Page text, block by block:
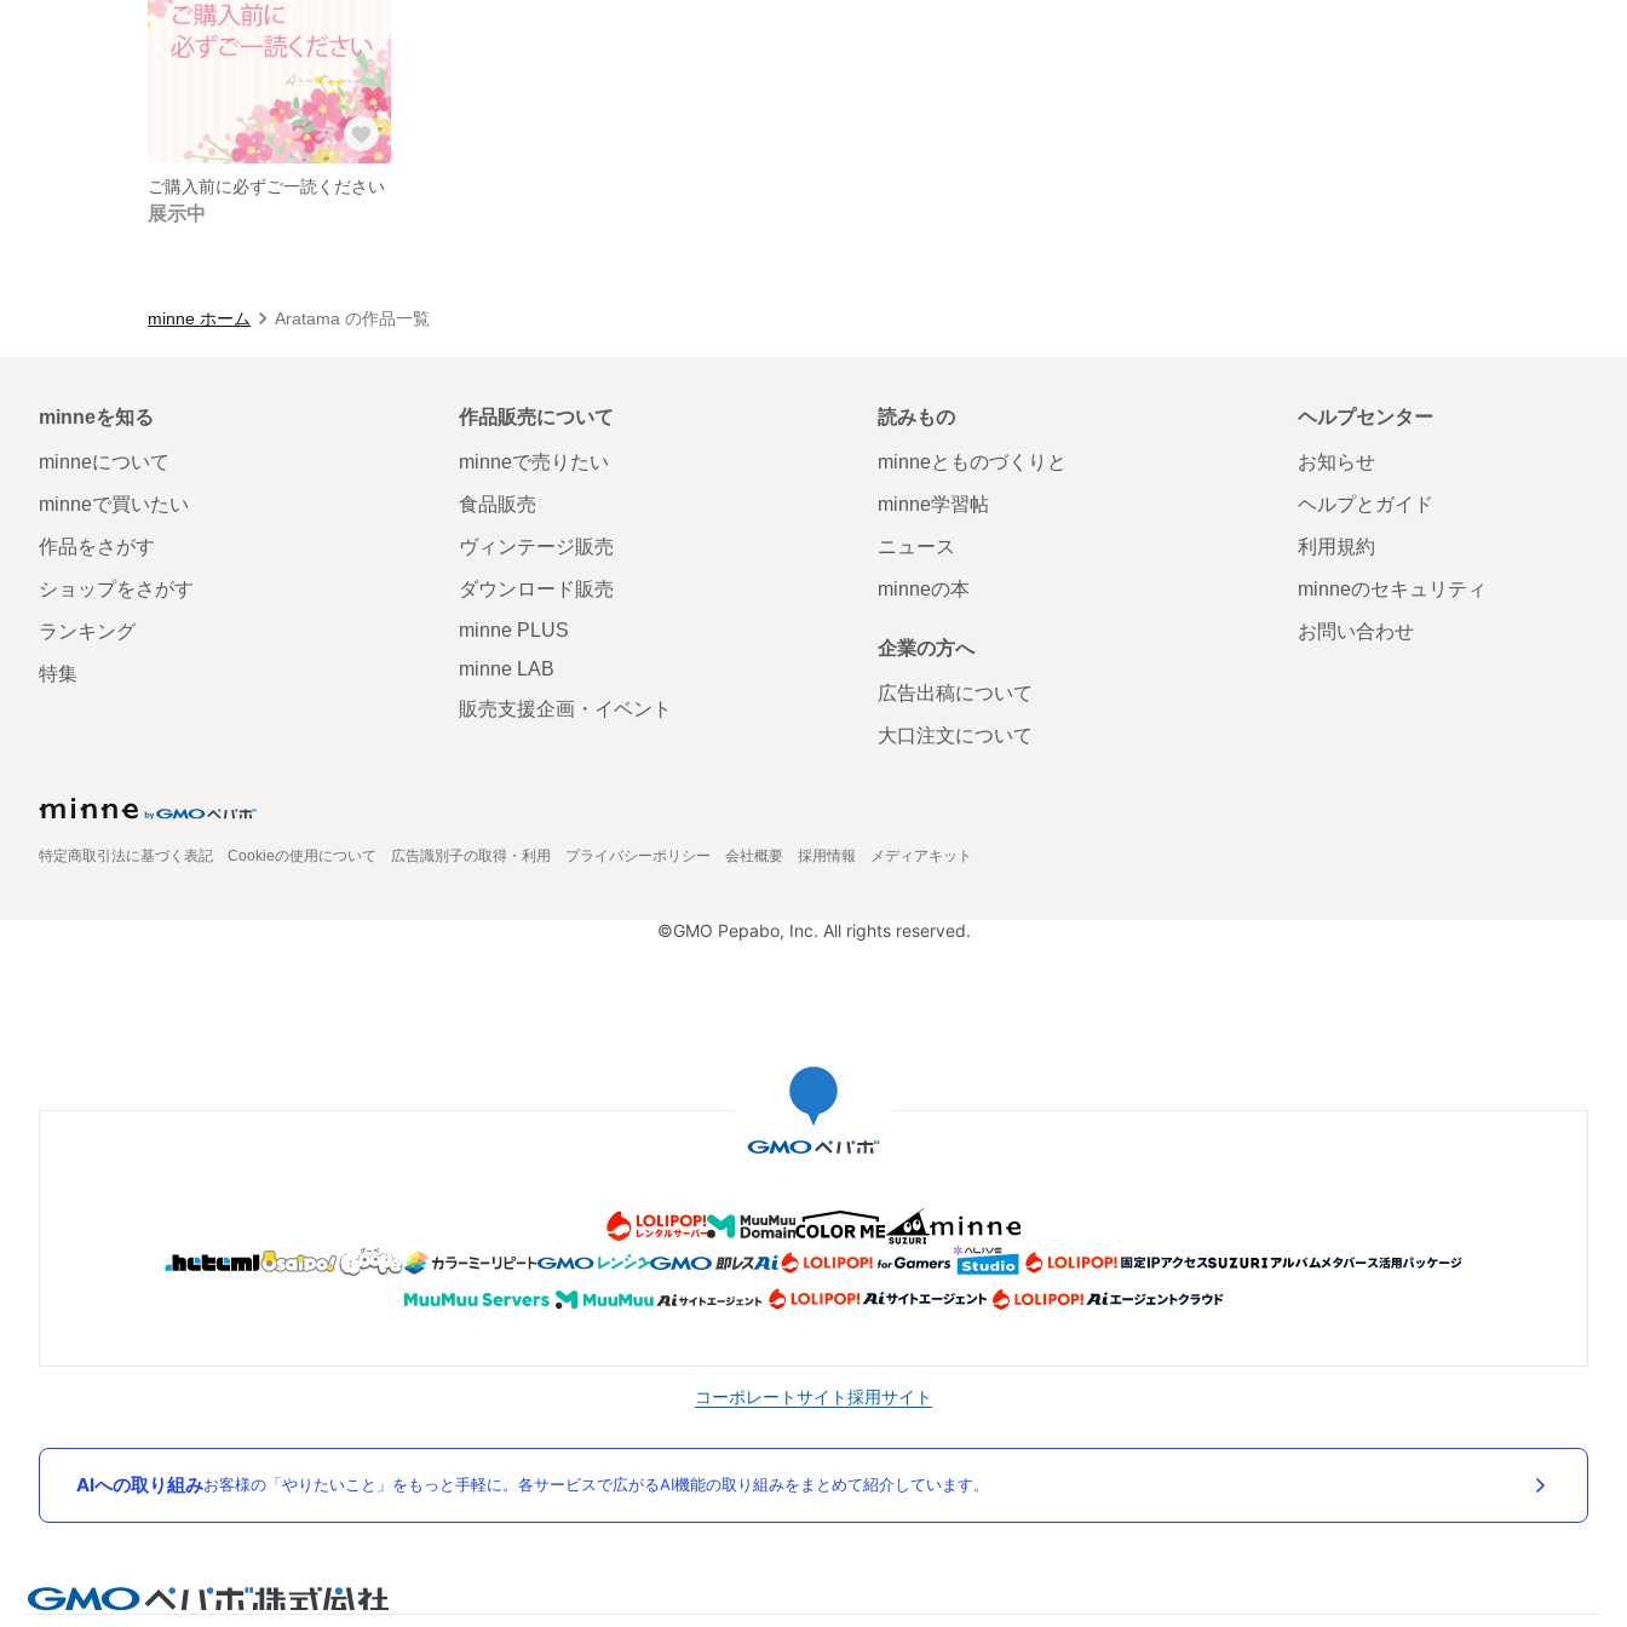
ご購入前に必ずご一読ください
展示中
minne ホーム Aratama の作品一覧
minneを知る
minneについて
minneで買いたい
作品をさがす
ショップをさがす
ランキング
特集
作品販売について
minneで売りたい
食品販売
ヴィンテージ販売
ダウンロード販売
minne PLUS
minne LAB
販売支援企画・イベント
読みもの
minneとものづくりと
minne学習帖
ニュース
minneの本
企業の方へ
広告出稿について
大口注文について
ヘルプセンター
お知らせ
ヘルプとガイド
利用規約
minneのセキュリティ
お問い合わせ
特定商取引法に基づく表記 Cookieの使用について 広告識別子の取得・利用 プライバシーポリシー 会社概要 採用情報 メディアキット
©GMO Pepabo, Inc. All rights reserved.
コーポレートサイト採用サイト
AIへの取り組みお客様の「やりたいこと」をもっと手軽に。各サービスで広がるAI機能の取り組みをまとめて紹介しています。